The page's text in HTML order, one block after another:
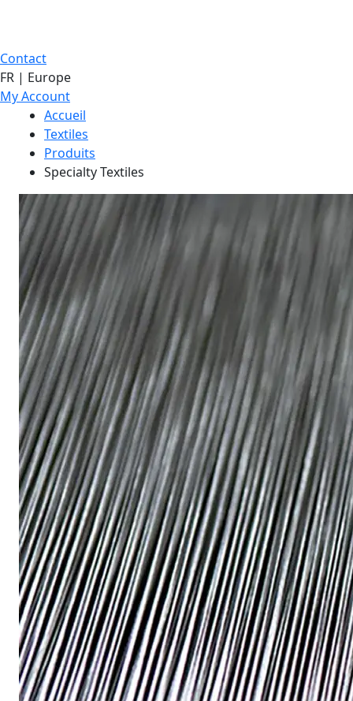
Contact
FR | Europe
My Account
Accueil
Textiles
Produits
Specialty Textiles